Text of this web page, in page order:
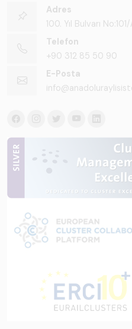
Adres
100. Yıl Bulvarı
Telefon
+90 312 85 50 90
E-Posta